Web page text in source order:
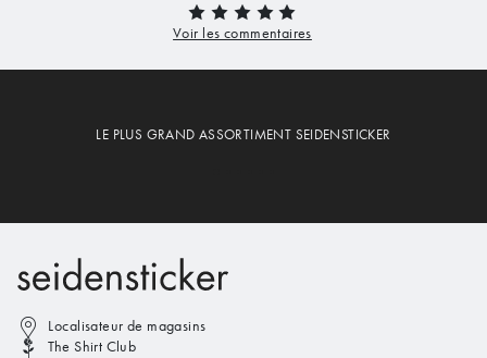
LE PLUS GRAND ASSORTIMENT SEIDENSTICKER
Localisateur de magasins
The Shirt Club